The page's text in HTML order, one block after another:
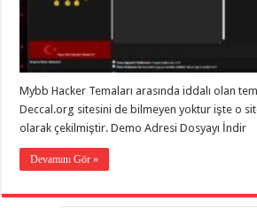
gaziantep
evden
gaziantep
evden
taşımacılık ,
gaziantep
evden
gaziantep
Mybb Hacker Temaları arasında iddalı olan
Deccal.org sitesini de bilmeyen yoktur işte o
olarak çekilmiştir. Demo Adresi Dosyayı İndir
Devamını Gör »